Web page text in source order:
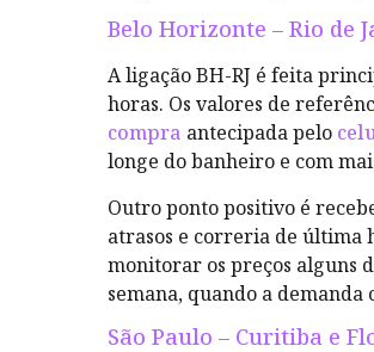
Belo Horizonte – Rio de
A ligação BH-RJ é feita
horas. Os valores de
compra antecipada pelo
longe do banheiro e com
Outro ponto positivo é
atrasos e correria de última
monitorar os preços alguns
semana, quando a
São Paulo – Curitiba e